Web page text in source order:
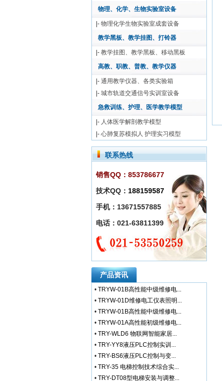
物理、化学、生物实验室设备
|- 物理化学生物实验室成套设备
教学黑板、教学挂图、打铃器
|- 教学挂图、教学黑板、移动黑板
高教、职教、普教、教学仪器
|- 通用教学仪器、各类实验箱
|- 城市轨道交通信号实训室设备
急救训练、护理、医学教学模型
|- 人体医学解剖教学模型
|- 心肺复苏模拟人 护理实习模型
联系热线
销售QQ：853786677
技术QQ： 188159587
手机：13671557885
电话：021-63811399
产品资讯
• TRYW-01B高性能中级维修电...
• TRYW-01D维修电工仪表照明...
• TRYW-01B高性能中级维修电...
• TRYW-01A高性能初级维修电...
• TRY-WLD6 物联网智能家居...
• TRY-YY8液压PLC控制实训...
• TRY-BS6液压PLC控制与变...
• TRY-35 电梯控制技术综合实...
• TRY-DT08型电梯安装与调整...